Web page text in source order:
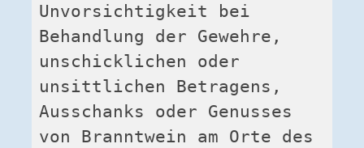
Unvorsichtigkeit bei
Behandlung der Gewehre,
unschicklichen oder
unsittlichen Betragens,
Ausschanks oder Genusses
von Branntwein am Orte des